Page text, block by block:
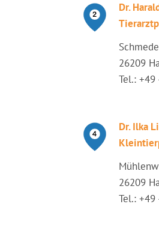
Dr.
26209
Tel.:
Dr. Ilka
26209
Tel.: